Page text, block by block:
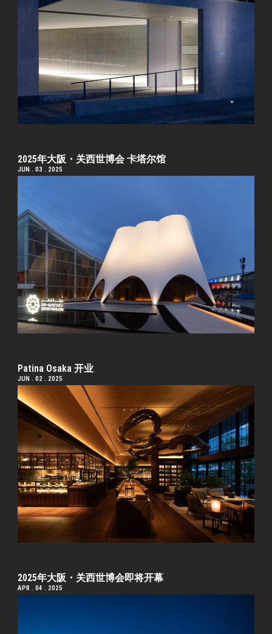
2025年大阪・关西世博会 卡塔尔馆
JUN . 03 . 2025
Patina Osaka 开业
JUN . 02 . 2025
2025年大阪・关西世博会即将开幕
APR . 04 . 2025